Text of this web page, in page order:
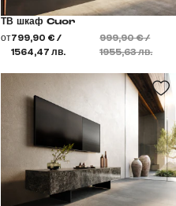
ТВ шкаф Cuor
от799,90 € /
1564,47 лв.
999,90 € /
1955,63 лв.